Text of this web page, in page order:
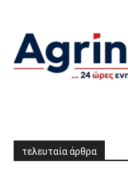
τελευταία άρθρα